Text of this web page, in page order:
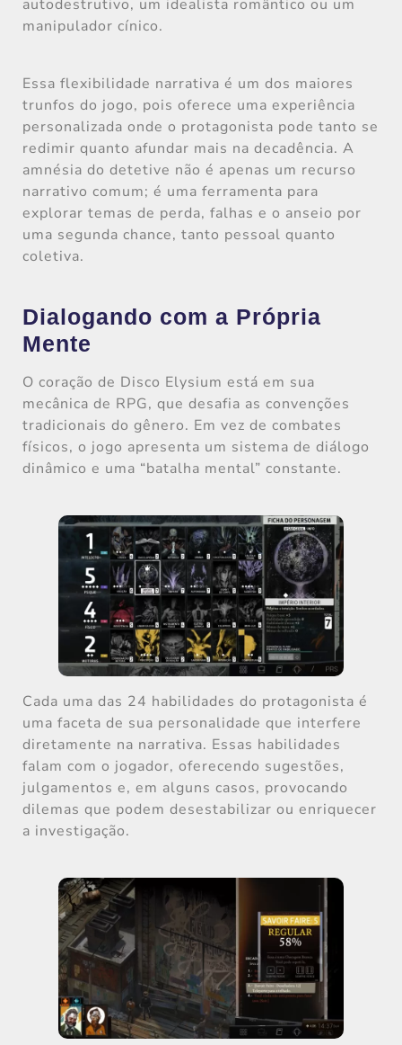
autodestrutivo, um idealista romântico ou um
manipulador cínico.
Essa flexibilidade narrativa é um dos maiores
trunfos do jogo, pois oferece uma experiência
personalizada onde o protagonista pode tanto se
redimir quanto afundar mais na decadência. A
amnésia do detetive não é apenas um recurso
narrativo comum; é uma ferramenta para
explorar temas de perda, falhas e o anseio por
uma segunda chance, tanto pessoal quanto
coletiva.
Dialogando com a Própria
Mente
O coração de Disco Elysium está em sua
mecânica de RPG, que desafia as convenções
tradicionais do gênero. Em vez de combates
físicos, o jogo apresenta um sistema de diálogo
dinâmico e uma “batalha mental” constante.
Cada uma das 24 habilidades do protagonista é
uma faceta de sua personalidade que interfere
diretamente na narrativa. Essas habilidades
falam com o jogador, oferecendo sugestões,
julgamentos e, em alguns casos, provocando
dilemas que podem desestabilizar ou enriquecer
a investigação.